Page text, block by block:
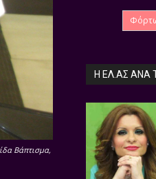
Βάπτισμα,
Η ΕΛ.ΑΣ ΑΝΆ